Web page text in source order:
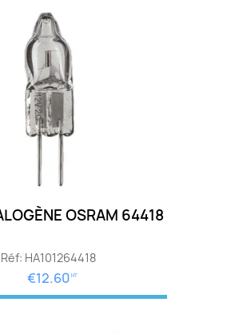
OSRAM 64418
Réf: HA101264418
€12.60 HT